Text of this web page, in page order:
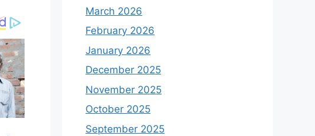
March 2026
February 2026
January 2026
December 2025
November 2025
October 2025
September 2025